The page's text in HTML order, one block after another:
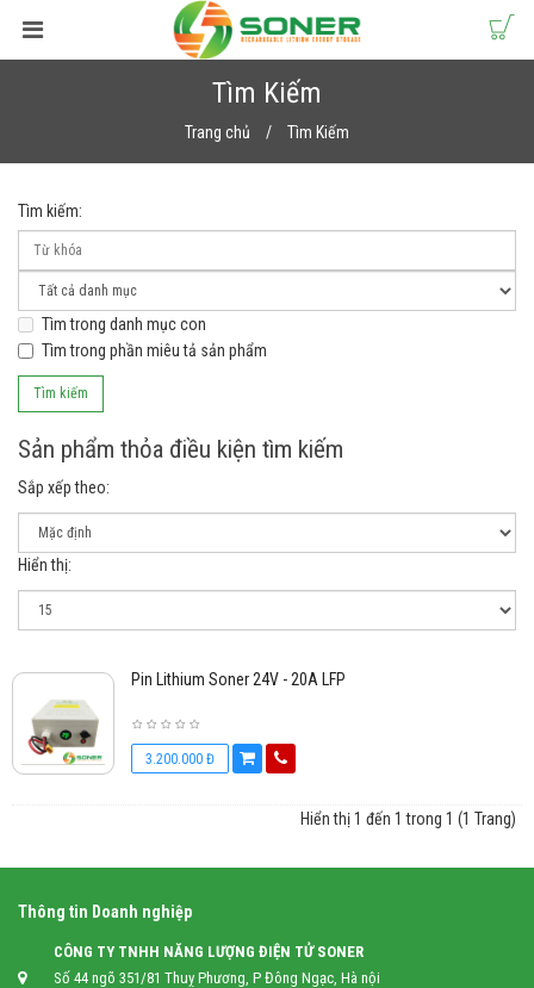
Tìm Kiếm
Trang chủ Tìm Kiếm
Tìm kiếm:
Tìm trong danh mục con
Tìm trong phần miêu tả sản phẩm
Sản phẩm thỏa điều kiện tìm kiếm
Sắp xếp theo:
Hiển thị:
Pin Lithium Soner 24V - 20A LFP
3.200.000 Đ
Hiển thị 1 đến 1 trong 1 (1 Trang)
Thông tin Doanh nghiệp
CÔNG TY TNHH NĂNG LƯỢNG ĐIỆN TỬ SONER
Số 44 ngõ 351/81 Thuỵ Phương, P Đông Ngạc, Hà nội